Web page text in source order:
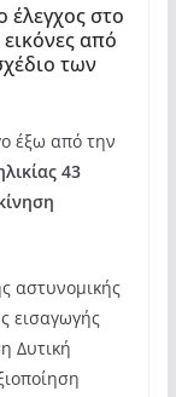
έλεγχος στο
από
των
έξω από την
43
αστυνομικής
εισαγωγής
Δυτική